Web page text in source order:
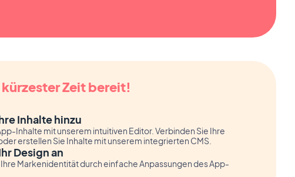
Zeit bereit!
Inhalte hinzu
Inhalte mit unserem intuitiven Editor. Verbinden Sie Ihre
erstellen Sie Inhalte mit unserem integrierten CMS.
Design an
Markenidentität durch einfache Anpassungen des App-